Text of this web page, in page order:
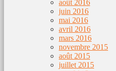
août 2016
juin 2016
mai 2016
avril 2016
mars 2016
novembre 2015
août 2015
juillet 2015